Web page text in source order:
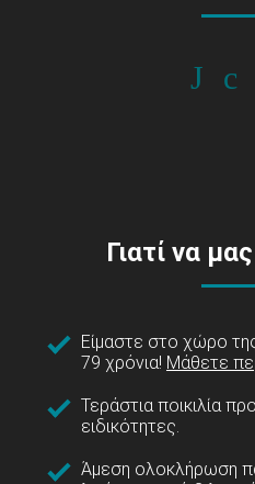
Γιατί να
Είμαστε στο χώρο
79 χρόνια! Μάθετε
Τεράστια ποικιλία
ειδικότητες.
Άμεση ολοκλήρωση